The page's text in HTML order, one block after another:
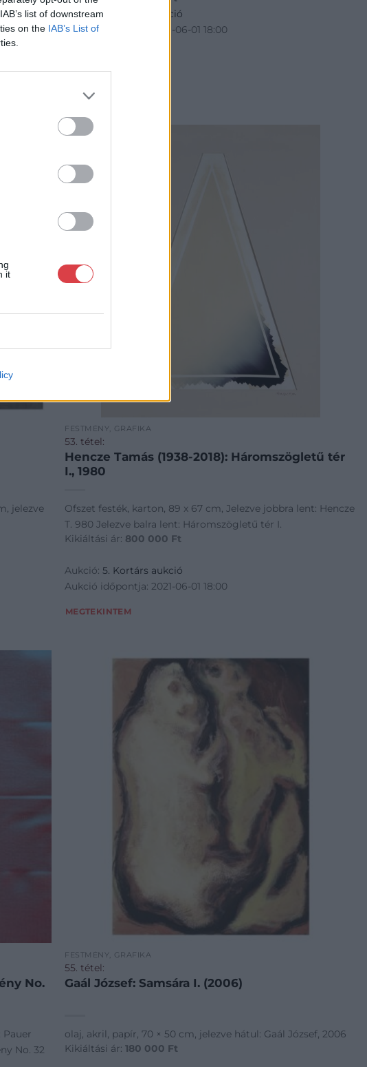
list of downstream
on the IAB’s List of
it
Aukció:5. Kortárs aukció
Aukció időpontja: 2021-06-01 18:00
FESTMÉNY, GRAFIKA
53. tétel:
Hencze Tamás (1938-2018): Háromszögletű tér
I., 1980
Ofszet festék, karton, 89 x 67 cm, Jelezve jobbra lent: Hencze
T. 980 Jelezve balra lent: Háromszögletű tér I.
Kikiáltási ár: 800 000 Ft
Aukció:5. Kortárs aukció
Aukció időpontja: 2021-06-01 18:00
MEGTEKINTEM
No.
Pauer
No. 32
FESTMÉNY, GRAFIKA
55. tétel:
Gaál József: Samsára I. (2006)
olaj, akril, papír, 70 × 50 cm, jelezve hátul: Gaál József, 2006
Kikiáltási ár:180 000 Ft